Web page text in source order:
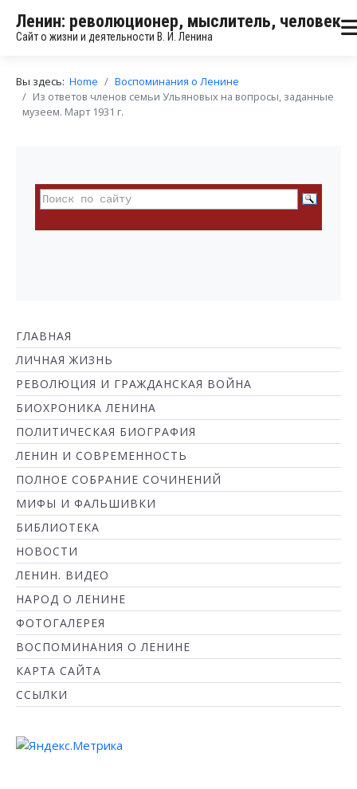
Ленин: революционер, мыслитель, человек
Сайт о жизни и деятельности В. И. Ленина
Вы здесь: Home
Воспоминания о Ленине
Из ответов членов семьи Ульяновых на вопросы, заданные
музеем. Март 1931 г.
ГЛАВНАЯ
ЛИЧНАЯ ЖИЗНЬ
РЕВОЛЮЦИЯ И ГРАЖДАНСКАЯ ВОЙНА
БИОХРОНИКА ЛЕНИНА
ПОЛИТИЧЕСКАЯ БИОГРАФИЯ
ЛЕНИН И СОВРЕМЕННОСТЬ
ПОЛНОЕ СОБРАНИЕ СОЧИНЕНИЙ
МИФЫ И ФАЛЬШИВКИ
БИБЛИОТЕКА
НОВОСТИ
ЛЕНИН. ВИДЕО
НАРОД О ЛЕНИНЕ
ФОТОГАЛЕРЕЯ
ВОСПОМИНАНИЯ О ЛЕНИНЕ
КАРТА САЙТА
ССЫЛКИ